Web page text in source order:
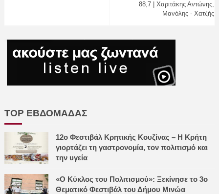
88,7 | Χαριτάκης Αντώνης,
Μανόλης - Χατζής
TOP ΕΒΔΟΜΑΔΑΣ
12ο Φεστιβάλ Κρητικής Κουζίνας – Η Κρήτη
γιορτάζει τη γαστρονομία, τον πολιτισμό και
την υγεία
«Ο Κύκλος του Πολιτισμού»: Ξεκίνησε το 3ο
Θεματικό Φεστιβάλ του Δήμου Μινώα